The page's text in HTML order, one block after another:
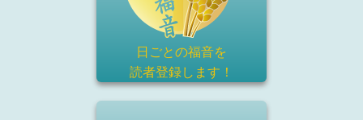
日ごとの福音を
読者登録します！